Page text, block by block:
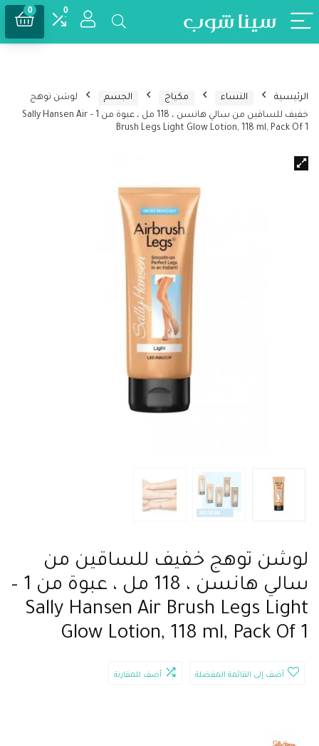
0
0
الرئيسية النساء مكياج الجسم
لوشن توهج
خفيف للساقين من سالي هانسن ، 118 مل ، عبوة من 1 – Sally Hansen Air
Brush Legs Light Glow Lotion, 118 ml, Pack Of 1
لوشن توهج خفيف للساقين من
سالي هانسن ، 118 مل ، عبوة من 1 –
Sally Hansen Air Brush Legs Light
Glow Lotion, 118 ml, Pack Of 1
أضف إلى القائمة المفضلة أضف للمقارنة